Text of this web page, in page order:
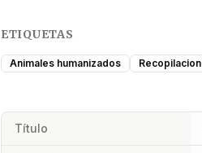
ETIQUETAS
Animales humanizados
Título